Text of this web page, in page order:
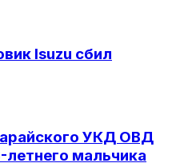
Isuzu сбил
УКД ОВД
летнего мальчика